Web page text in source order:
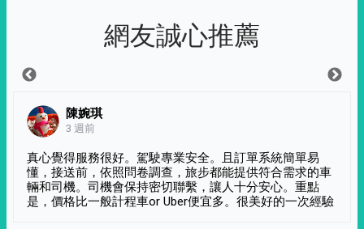
網友誠心推薦
陳婉琪
3 週前
真心覺得服務很好。駕駛專業安全。且訂單系統簡單易
懂，接送前，依照問卷調查，旅步都能提供符合需求的車
輛和司機。司機會保持密切聯繫，讓人十分安心。重點
是，價格比一般計程車or Uber便宜多。很美好的一次經驗